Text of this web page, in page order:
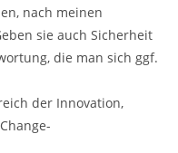
nach meinen
sie auch Sicherheit
die man sich ggf.
der Innovation,